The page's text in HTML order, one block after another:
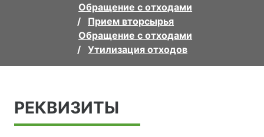
Обращение с отходами
Прием вторсырья
Обращение с отходами
Утилизация отходов
РЕКВИЗИТЫ